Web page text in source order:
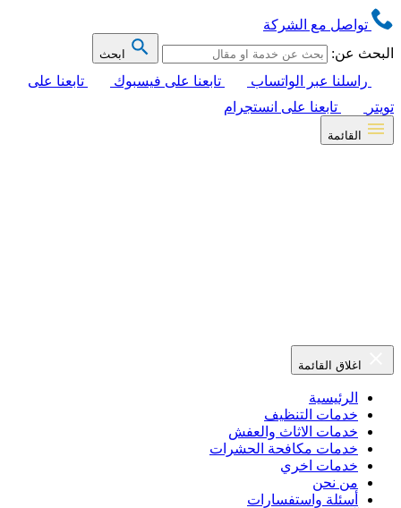
تواصل مع الشركة
البحث عن:
ابحث
راسلنا عبر الواتساب تابعنا على فيسبوك
تابعنا على
تويتر
تابعنا على انستجرام
القائمة
اغلاق القائمة
الرئيسية
خدمات التنظيف
خدمات الاثاث والعفش
خدمات مكافحة الحشرات
خدمات اخري
من نحن
أسئلة واستفسارات